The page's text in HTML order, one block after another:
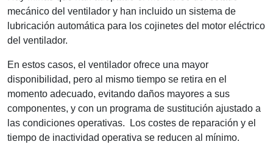
mecánico del ventilador y han incluido un sistema de
lubricación automática para los cojinetes del motor eléctrico
del ventilador.
En estos casos, el ventilador ofrece una mayor
disponibilidad, pero al mismo tiempo se retira en el
momento adecuado, evitando daños mayores a sus
componentes, y con un programa de sustitución ajustado a
las condiciones operativas. Los costes de reparación y el
tiempo de inactividad operativa se reducen al mínimo.